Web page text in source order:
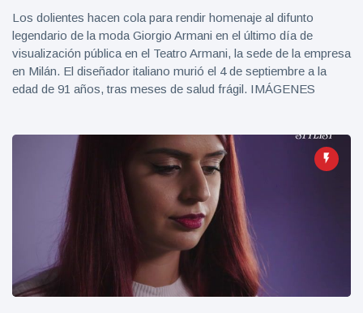
zu
Mariachi-
Band
Los dolientes hacen cola para rendir homenaje al difunto
legendario de la moda Giorgio Armani en el último día de
visualización pública en el Teatro Armani, la sede de la empresa
en Milán. El diseñador italiano murió el 4 de septiembre a la
edad de 91 años, tras meses de salud frágil. IMÁGENES